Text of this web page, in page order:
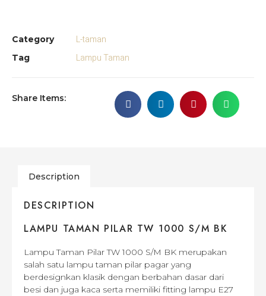
Category L-taman
Tag Lampu Taman
Share Items:
Description
DESCRIPTION
LAMPU TAMAN PILAR TW 1000 S/M BK
Lampu Taman Pilar TW 1000 S/M BK merupakan
salah satu lampu taman pilar pagar yang
berdesignkan klasik dengan berbahan dasar dari
besi dan juga kaca serta memiliki fitting lampu E27